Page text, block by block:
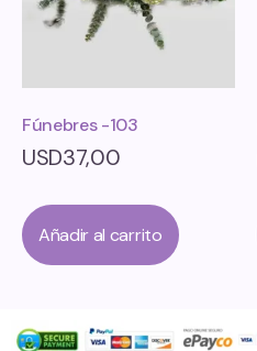
Fúnebres -103
USD37,00
Añadir al carrito